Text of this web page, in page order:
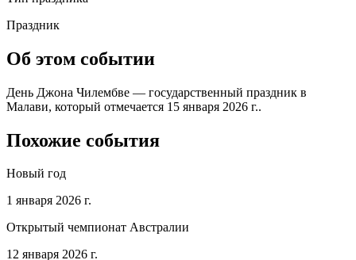
Праздник
Об этом событии
День Джона Чилембве — государственный праздник в
Малави, который отмечается 15 января 2026 г..
Похожие события
Новый год
1 января 2026 г.
Открытый чемпионат Австралии
12 января 2026 г.